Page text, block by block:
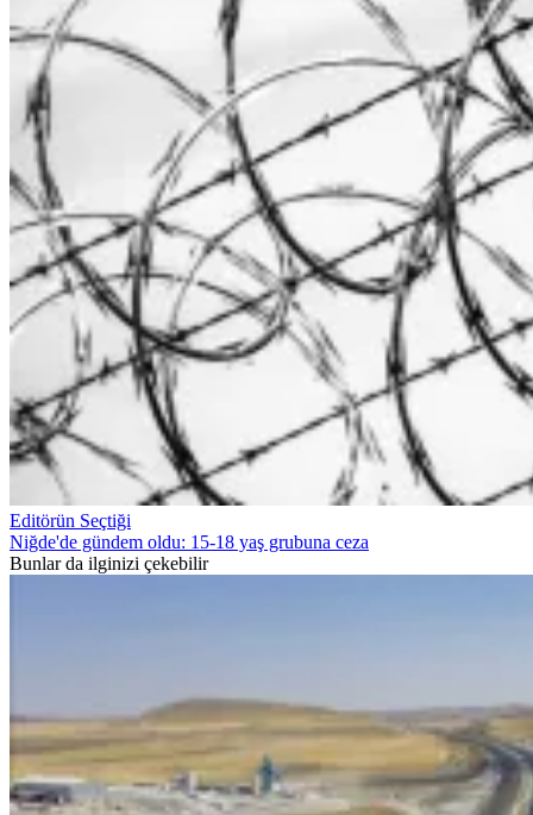
Editörün Seçtiği
Niğde'de gündem oldu: 15-18 yaş grubuna ceza
Bunlar da ilginizi çekebilir